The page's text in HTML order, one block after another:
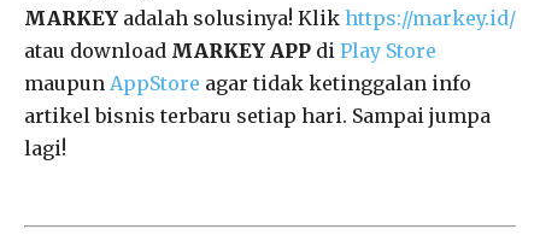
MARKEY adalah solusinya! Klik https://markey.id/
atau download MARKEY APP di Play Store
maupun AppStore agar tidak ketinggalan info
artikel bisnis terbaru setiap hari. Sampai jumpa
lagi!